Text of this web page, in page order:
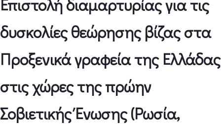
Επιστολή διαμαρτυρίας για τις
δυσκολίες θεώρησης βίζας στα
Προξενικά γραφεία της Ελλάδας
στις χώρες της πρώην
Σοβιετικής Ένωσης (Ρωσία,